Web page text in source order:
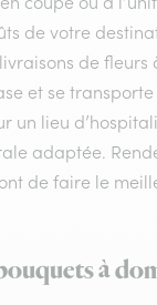
de votre
de
et se
un lieu
adaptée.
de faire le
à